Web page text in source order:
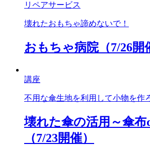
リペアサービス
壊れたおもちゃ諦めないで！
おもちゃ病院（7/26開
講座
不用な傘生地を利用して小物を作
壊れた傘の活用～傘布
（7/23開催）